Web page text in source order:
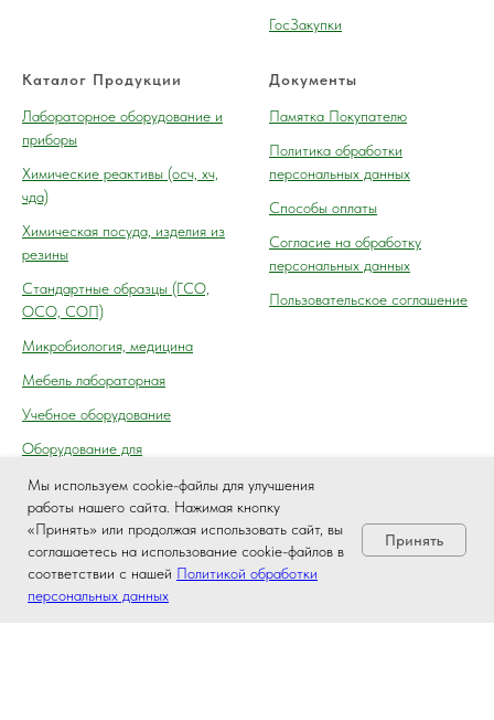
Мы используем cookie-файлы для улучшения
работы нашего сайта. Нажимая кнопку
«Принять» или продолжая использовать сайт, вы
соглашаетесь на использование cookie-файлов в
соответствии с нашей Политикой обработки
персональных данных
Принять
ГосЗакупки
Каталог Продукции
Лабораторное оборудование и
приборы
Химические реактивы (осч, хч,
чда)
Химическая посуда, изделия из
резины
Cтандартные образцы (ГСО,
ОСО, СОП)
Микробиология, медицина
Мебель лабораторная
Учебное оборудование
Оборудование для
осмотра (контроля) ГАИ
Документы
Памятка Покупателю
Политика обработки
персональных данных
Способы оплаты
Согласие на обработку
персональных данных
Пользовательское соглашение